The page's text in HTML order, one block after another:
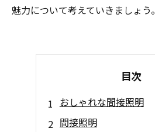
魅力について考えていきましょう。
目次
おしゃれな間接照明
間接照明